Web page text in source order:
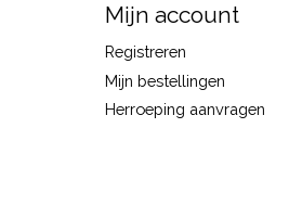
Mijn account
Registreren
Mijn bestellingen
Herroeping aanvragen